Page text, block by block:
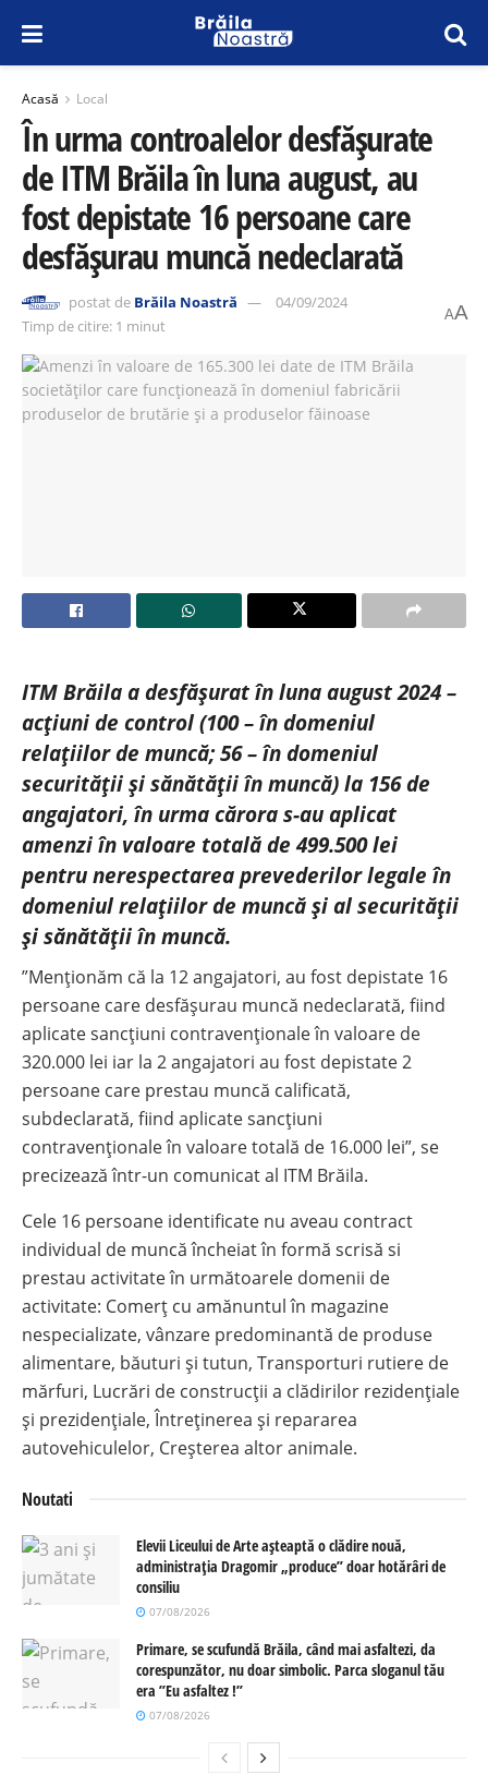
Acasă Local
În urma controalelor desfășurate
de ITM Brăila în luna august, au
fost depistate 16 persoane care
desfășurau muncă nedeclarată
postat de Brăila Noastră
04/09/2024
Timp de citire: 1 minut
AA
ITM Brăila a desfășurat în luna august 2024 –
acțiuni de control (100 – în domeniul
relațiilor de muncă; 56 – în domeniul
securității şi sănătății în muncă) la 156 de
angajatori, în urma cărora s-au aplicat
amenzi în valoare totală de 499.500 lei
pentru nerespectarea prevederilor legale în
domeniul relațiilor de muncă și al securității
și sănătății în muncă.
”Menționăm că la 12 angajatori, au fost depistate 16
persoane care desfășurau muncă nedeclarată, fiind
aplicate sancțiuni contravenționale în valoare de
320.000 lei iar la 2 angajatori au fost depistate 2
persoane care prestau muncă calificată,
subdeclarată, fiind aplicate sancțiuni
contravenționale în valoare totală de 16.000 lei”, se
precizează într-un comunicat al ITM Brăila.
Cele 16 persoane identificate nu aveau contract
individual de muncă încheiat în formă scrisă si
prestau activitate în următoarele domenii de
activitate: Comerț cu amănuntul în magazine
nespecializate, vânzare predominantă de produse
alimentare, băuturi și tutun, Transporturi rutiere de
mărfuri, Lucrări de construcții a clădirilor rezidențiale
și prezidențiale, Întreținerea și repararea
autovehiculelor, Creșterea altor animale.
Noutati
Elevii Liceului de Arte așteaptă o clădire nouă,
administrația Dragomir „produce” doar hotărâri de
consiliu
07/08/2026
Primare, se scufundă Brăila, când mai asfaltezi, da
corespunzător, nu doar simbolic. Parca sloganul tău
era ”Eu asfaltez !”
07/08/2026